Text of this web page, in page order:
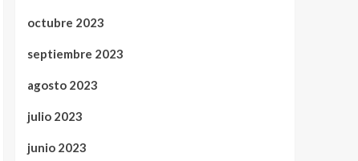
octubre 2023
septiembre 2023
agosto 2023
julio 2023
junio 2023